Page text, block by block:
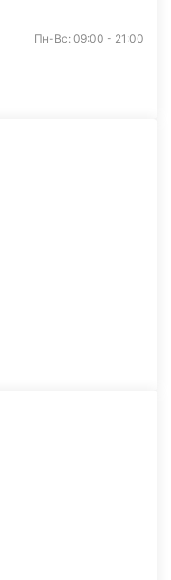
Пн-Вс: 09:00 - 21:00